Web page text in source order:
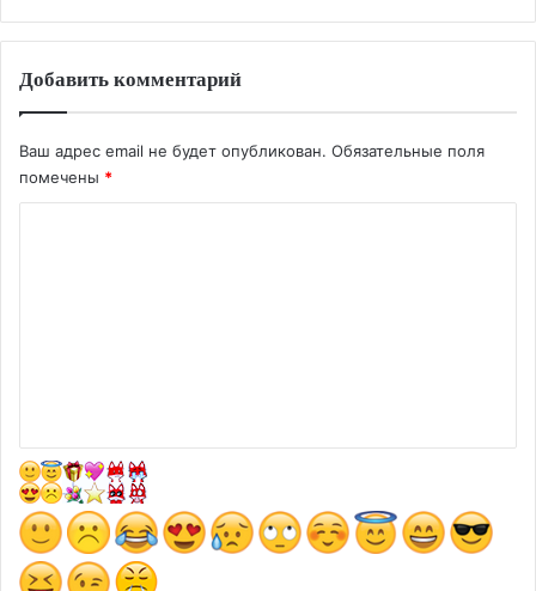
Добавить комментарий
Ваш адрес email не будет опубликован. Обязательные поля
помечены *
а
р
и
й